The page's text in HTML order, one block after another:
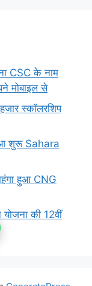
CSC के नाम
मोबाइल से
हजार स्कॉलरशिप
शुरू Sahara
हुआ CNG
की 12वीं